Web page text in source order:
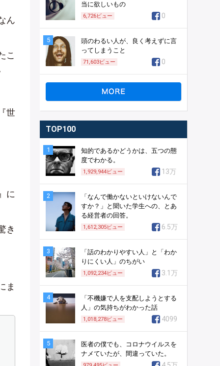
ん
こ
世
に
き
ま
当に欲しいもの
6,726ビュー 0
5
頭のわるい人が、良く考えずに言
ってしまうこと
71,603ビュー 0
TOP100
1
知的であるかどうかは、五つの態
度でわかる。
1,929,944ビュー 13万
2
「なんで働かないといけないんで
すか？」と聞いた学生への、とあ
る経営者の回答。
1,612,305ビュー 6.5万
3
「話のわかりやすい人」と「わか
りにくい人」のちがい
1,092,234ビュー 3.1万
4
「不機嫌で人を支配しようとする
人」の気持ちがわかった話
1,018,278ビュー 4099
5
医者の僕でも、コロナウイルスを
ナメていたが、間違っていた。